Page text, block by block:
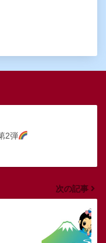
2弾
次の記事